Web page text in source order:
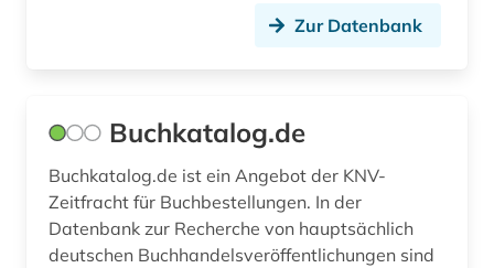
friedrich nietzsche (1)
friedrich-ebert-stiftung (1)
frühe neuzeit (1)
Zur Datenbank
Buchkatalog.de
Buchkatalog.de ist ein Angebot der KNV-
Zeitfracht für Buchbestellungen. In der
Datenbank zur Recherche von hauptsächlich
deutschen Buchhandelsveröffentlichungen sind